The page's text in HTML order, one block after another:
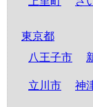
東京都
八王子市
立川市 神